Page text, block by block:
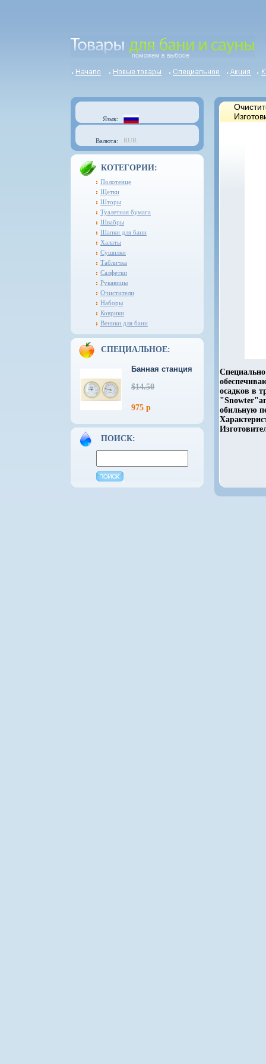
Язык:
Валюта: RUR
КОТЕГОРИИ:
Полотенце
Щетки
Шторы
Туалетная бумага
Швабры
Шапки для бани
Халаты
Сушилки
Табличка
Салфетки
Рукавицы
Очистители
Наборы
Коврики
Веники для бани
СПЕЦИАЛЬНОЕ:
Банная станция
$14.50
975 р
ПОИСК:
осадков в
обильную